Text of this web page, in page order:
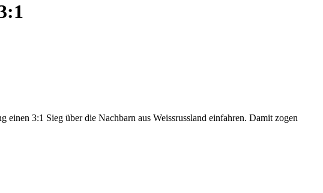
3:1 Sieg über die Nachbarn aus Weissrussland einfahren. Damit zogen